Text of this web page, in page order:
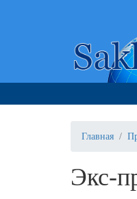
Главная
Экс-